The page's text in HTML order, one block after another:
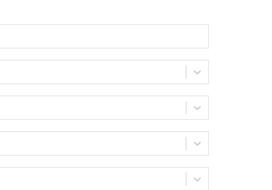
ARTISTICO
FOTOTECA
FONDI ESTERNI